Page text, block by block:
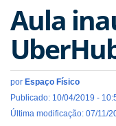
Aula
por Espaço Físico
Publicado: 10/04/2019 -
Última modificação: 07/11/